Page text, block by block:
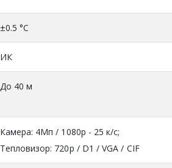
±0.5 °C
ИК
До 40 м
Камера: 4Мп / 1080р - 25 к/с;
Тепловизор: 720p / D1 / VGA / CIF